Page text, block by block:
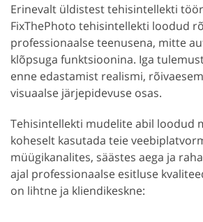
Erinevalt üldistest tehisintellekti
FixThePhoto tehisintellekti loodud
professionaalse teenusena, mitte
klõpsuga funktsioonina. Iga
enne edastamist realismi,
visuaalse järjepidevuse osas.
Tehisintellekti mudelite abil loodud
koheselt kasutada teie
müügikanalites, säästes aega ja
ajal professionaalse esitluse
on lihtne ja kliendikeskne: